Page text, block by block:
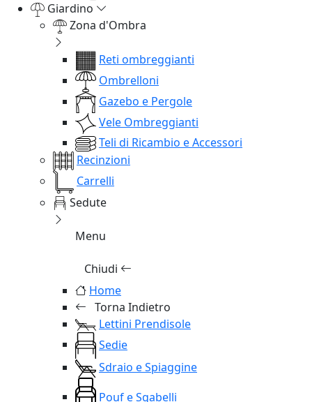
Giardino
Zona d'Ombra
Reti ombreggianti
Ombrelloni
Gazebo e Pergole
Vele Ombreggianti
Teli di Ricambio e Accessori
Recinzioni
Carrelli
Sedute
Menu
Chiudi
Home
Torna Indietro
Lettini Prendisole
Sedie
Sdraio e Spiaggine
Pouf e Sgabelli